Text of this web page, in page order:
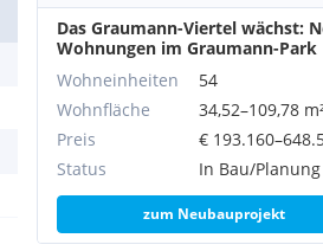
Das Graumann-Viertel wächst:
Wohnungen im Graumann-Park
Wohneinheiten
54
Wohnfläche
34,52–109,78
Preis
€
Status
In Bau/Planung
zum Neubauprojekt